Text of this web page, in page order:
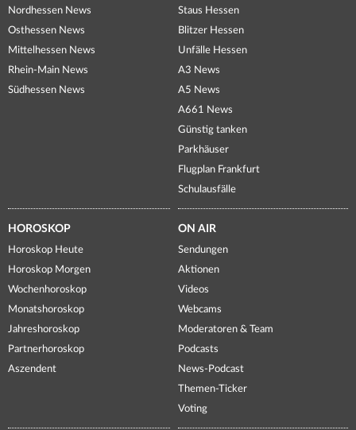
Nordhessen News
Osthessen News
Mittelhessen News
Rhein-Main News
Südhessen News
Staus Hessen
Blitzer Hessen
Unfälle Hessen
A3 News
A5 News
A661 News
Günstig tanken
Parkhäuser
Flugplan Frankfurt
Schulausfälle
HOROSKOP
Horoskop Heute
Horoskop Morgen
Wochenhoroskop
Monatshoroskop
Jahreshoroskop
Partnerhoroskop
Aszendent
ON AIR
Sendungen
Aktionen
Videos
Webcams
Moderatoren & Team
Podcasts
News-Podcast
Themen-Ticker
Voting